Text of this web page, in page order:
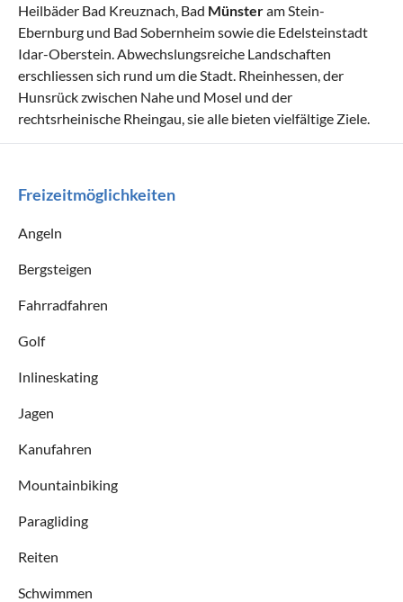
Heilbäder Bad Kreuznach, Bad Münsteram Stein-
Ebernburg und Bad Sobernheim sowie die Edelsteinstadt
Idar-Oberstein. Abwechslungsreiche Landschaften
erschliessen sich rund um die Stadt. Rheinhessen, der
Hunsrück zwischen Nahe und Mosel und der
rechtsrheinische Rheingau, sie alle bieten vielfältige Ziele.
Freizeitmöglichkeiten
Angeln
Bergsteigen
Fahrradfahren
Golf
Inlineskating
Jagen
Kanufahren
Mountainbiking
Paragliding
Reiten
Schwimmen